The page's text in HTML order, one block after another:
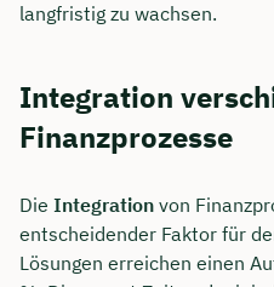
langfristig zu wachsen.
Integration
Finanzprozesse
Die Integration von
entscheidender Faktor für
Lösungen erreichen einen